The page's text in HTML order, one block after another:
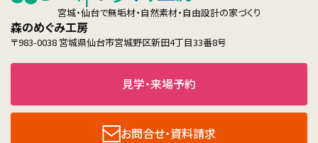
宮城・仙台で無垢材・自然素材・自由設計の家づくり
森のめぐみ工房
〒983-0038 宮城県仙台市宮城野区新田4丁目33番8号
見学・来場予約
お問合せ・資料請求